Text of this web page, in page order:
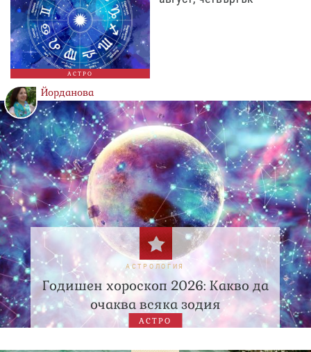
АСТРО
Йорданова
АСТРОЛОГИЯ
Годишен хороскоп 2026: Какво да
очаква всяка зодия
АСТРО